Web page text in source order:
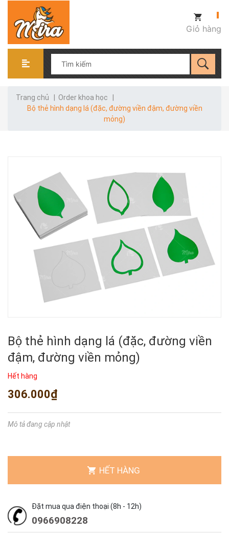
Giỏ hàng
Trang chủ Order khoa học
Bộ thẻ hình dạng lá (đặc, đường viền đậm, đường viền
mỏng)
Bộ thẻ hình dạng lá (đặc, đường viền
đậm, đường viền mỏng)
Hết hàng
306.000₫
Mô tả đang cập nhật
HẾT HÀNG
Đặt mua qua điện thoại (8h - 12h)
0966908228